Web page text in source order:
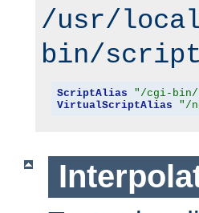
/usr/
bin/
ScriptAlias "/cgi-
VirtualScriptAlias
"/